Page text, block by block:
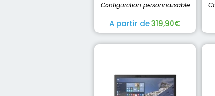
Configuration personnalisable
A partir de319,90€